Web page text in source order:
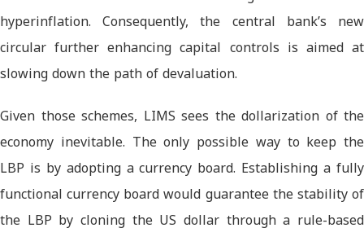
hyperinflation. Consequently, the central bank’s new
circular further enhancing capital controls is aimed at
slowing down the path of devaluation.
Given those schemes, LIMS sees the dollarization of the
economy inevitable. The only possible way to keep the
LBP is by adopting a currency board. Establishing a fully
functional currency board would guarantee the stability of
the LBP by cloning the US dollar through a rule-based